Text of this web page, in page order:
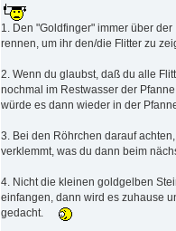
1. Den "Goldfinger" immer über
rennen, um ihr den/die Flitter zu
2. Wenn du glaubst, daß du alle
nochmal im Restwasser der
würde es dann wieder in der
3. Bei den Röhrchen darauf
verklemmt, was du dann beim
4. Nicht die kleinen goldgelben
einfangen, dann wird es zuhause
gedacht.